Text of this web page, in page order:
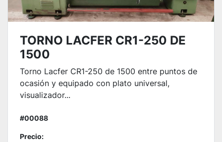
TORNO LACFER CR1-250 DE
1500
Torno Lacfer CR1-250 de 1500 entre puntos de
ocasión y equipado con plato universal,
visualizador...
#00088
Precio: